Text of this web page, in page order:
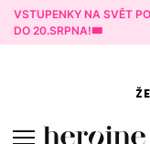
VSTUPENKY NA SVĚT
DO 20.SRPNA!🎟️